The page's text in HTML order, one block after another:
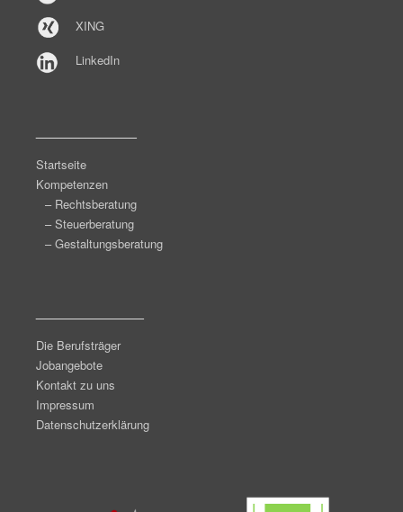
XING
LinkedIn
Startseite
Kompetenzen
– Rechtsberatung
– Steuerberatung
– Gestaltungsberatung
Die Berufsträger
Jobangebote
Kontakt zu uns
Impressum
Datenschutzerklärung